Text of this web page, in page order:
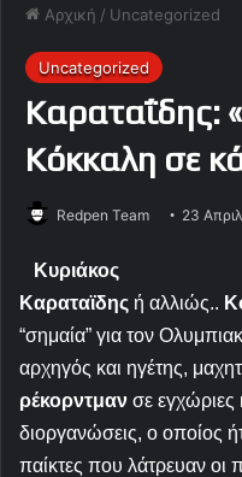
Αρχική / Uncategorized
Uncategorized
Καραταΐδης:
Κόκκαλη σε
Redpen Team 23
Κυριάκος
Καραταϊδης ή αλλιώς..
“σημαία” για τον
αρχηγός και ηγέτης,
ρέκορντμαν σε εγχώριες
διοργανώσεις, ο οποίος
παίκτες που λάτρευαν οι